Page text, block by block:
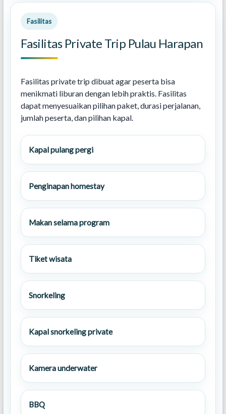
Fasilitas
Fasilitas Private Trip Pulau Harapan
Fasilitas private trip dibuat agar peserta bisa
menikmati liburan dengan lebih praktis. Fasilitas
dapat menyesuaikan pilihan paket, durasi perjalanan,
jumlah peserta, dan pilihan kapal.
Kapal pulang pergi
Penginapan homestay
Makan selama program
Tiket wisata
Snorkeling
Kapal snorkeling private
Kamera underwater
BBQ